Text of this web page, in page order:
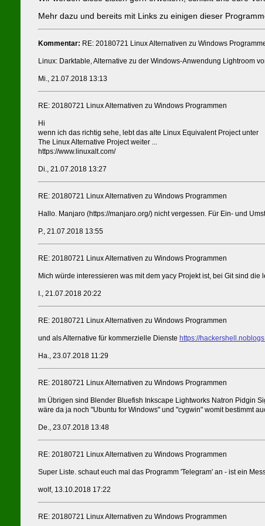
Mehr dazu und bereits mit Links zu einigen dieser
Kommentar: RE: 20180721 Linux Alternativen zu Windows
Linux: Darktable, Alternative zu der Windows-Anwendung Lightroom
Mi., 21.07.2018 13:13
RE: 20180721 Linux Alternativen zu Windows Programmen
Hi
wenn ich das richtig sehe, lebt das alte Linux Equivalent Project unter
The Linux Alternative Project weiter ...
https://www.linuxalt.com/
Di., 21.07.2018 13:27
RE: 20180721 Linux Alternativen zu Windows Programmen
Hallo. Manjaro (https://manjaro.org/) nicht vergessen. Für Ein- und
P., 21.07.2018 13:55
RE: 20180721 Linux Alternativen zu Windows Programmen
Mich würde interessieren was mit dem yacy Projekt ist, bei Git sind die
I., 21.07.2018 20:22
RE: 20180721 Linux Alternativen zu Windows Programmen
und als Alternative für kommerzielle Dienste https://
Ha., 23.07.2018 11:29
RE: 20180721 Linux Alternativen zu Windows Programmen
Im Übrigen sind Blender Bluefish Inkscape Lightworks Natron Pidgin
wäre da ja noch "Ubuntu for Windows" und "cygwin" womit bestimmt
De., 23.07.2018 13:48
RE: 20180721 Linux Alternativen zu Windows Programmen
Super Liste. schaut euch mal das Programm 'Telegram' an - ist ein
wolf, 13.10.2018 17:22
RE: 20180721 Linux Alternativen zu Windows Programmen